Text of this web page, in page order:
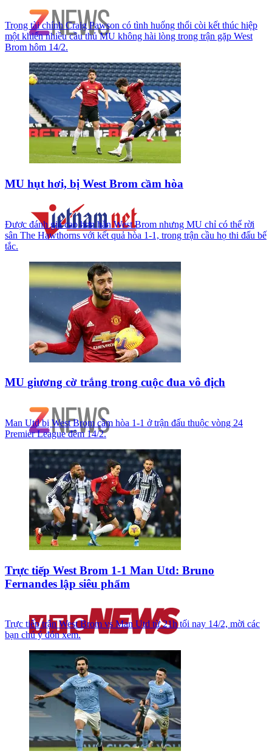
Trọng tài chính Craig Pawson có tình huống thổi còi kết thúc hiệp
một khiến nhiều cầu thủ MU không hài lòng trong trận gặp West
Brom hôm 14/2.
MU hụt hơi, bị West Brom cầm hòa
Được đánh giá cao hơn hẳn West Brom nhưng MU chỉ có thể rời
sân The Hawthorns với kết quả hòa 1-1, trong trận cầu họ thi đấu bế
tắc.
MU giương cờ trắng trong cuộc đua vô địch
Man Utd bị West Brom cầm hòa 1-1 ở trận đấu thuộc vòng 24
Premier League đêm 14/2.
Trực tiếp West Brom 1-1 Man Utd: Bruno
Fernandes lập siêu phẩm
Trực tiếp trận West Brom vs Man Utd từ 21h tối nay 14/2, mời các
bạn chú ý đón xem.